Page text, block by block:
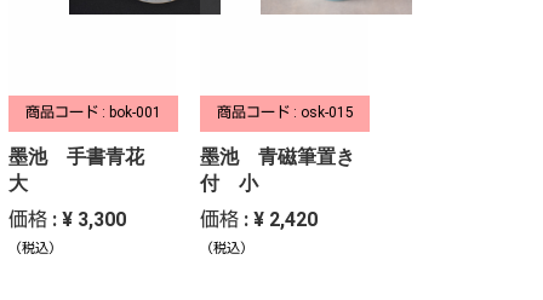
商品コード : bok-001
墨池 手書青花
大
価格 : ¥ 3,300
（税込）
商品コード : osk-015
墨池 青磁筆置き
付 小
価格 : ¥ 2,420
（税込）